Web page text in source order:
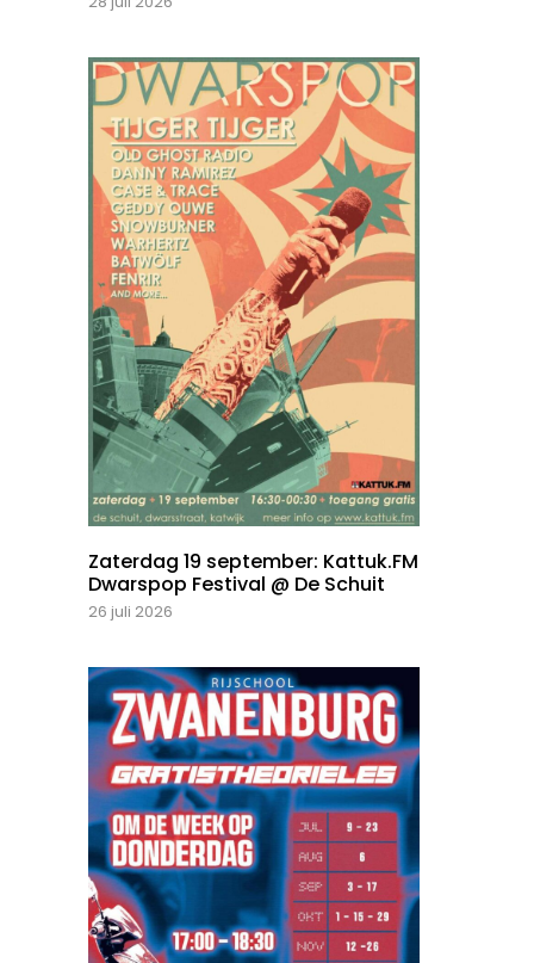
Zaterdag 19 september: Kattuk.FM
Dwarspop Festival @ De Schuit
26 juli 2026